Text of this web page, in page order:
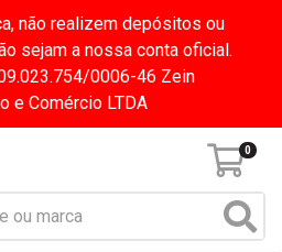
não realizem depósitos ou
sejam a nossa conta oficial.
0006-46 Zein
e Comércio LTDA
0